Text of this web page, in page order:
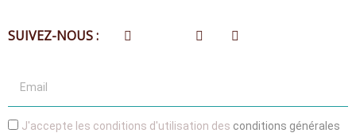
SUIVEZ-NOUS :
J'accepte les conditions d'utilisation des conditions générales